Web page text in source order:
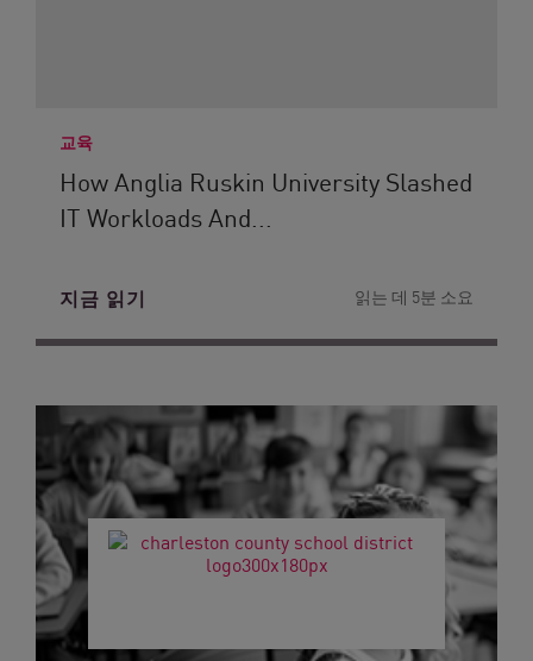
교육
How Anglia Ruskin University Slashed
IT Workloads And...
지금 읽기 읽는 데 5분 소요